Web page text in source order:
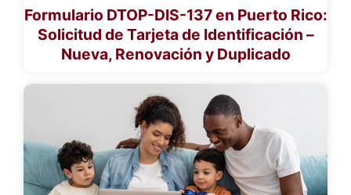
Formulario DTOP-DIS-137 en Puerto Rico:
Solicitud de Tarjeta de Identificación –
Nueva, Renovación y Duplicado